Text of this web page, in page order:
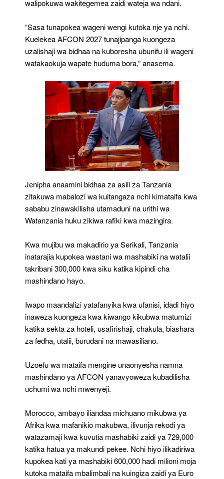
walipokuwa wakitegemea zaidi wateja wa ndani.
“Sasa tunapokea wageni wengi kutoka nje ya nchi.
Kuelekea AFCON 2027 tunajipanga kuongeza
uzalishaji wa bidhaa na kuboresha ubunifu ili wageni
watakaokuja wapate huduma bora,” anasema.
Jenipha anaamini bidhaa za asili za Tanzania
zitakuwa mabalozi wa kuitangaza nchi kimataifa kwa
sababu zinawakilisha utamaduni na urithi wa
Watanzania huku zikiwa rafiki kwa mazingira.
Kwa mujibu wa makadirio ya Serikali, Tanzania
inatarajia kupokea wastani wa mashabiki na watalii
takribani 300,000 kwa siku katika kipindi cha
mashindano hayo.
Iwapo maandalizi yatafanyika kwa ufanisi, idadi hiyo
inaweza kuongeza kwa kiwango kikubwa matumizi
katika sekta za hoteli, usafirishaji, chakula, biashara
za fedha, utalii, burudani na mawasiliano.
Uzoefu wa mataifa mengine unaonyesha namna
mashindano ya AFCON yanavyoweza kubadilisha
uchumi wa nchi mwenyeji.
Morocco, ambayo iliandaa michuano mikubwa ya
Afrika kwa mafanikio makubwa, ilivunja rekodi ya
watazamaji kwa kuvutia mashabiki zaidi ya 729,000
katika hatua ya makundi pekee. Nchi hiyo ilikadiriwa
kupokea kati ya mashabiki 600,000 hadi milioni moja
kutoka mataifa mbalimbali na kuingiza zaidi ya Euro